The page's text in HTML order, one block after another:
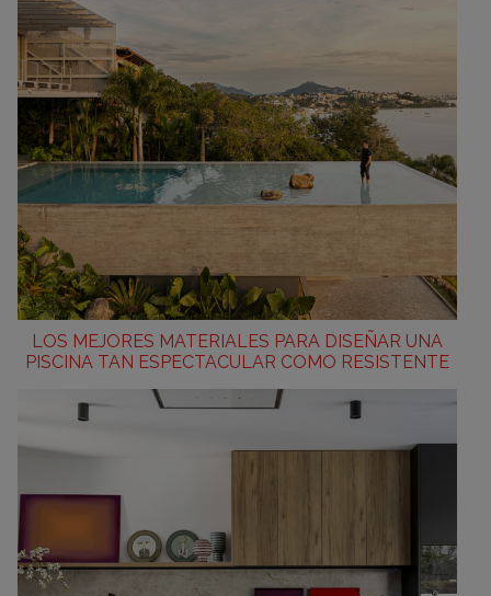
LOS MEJORES MATERIALES PARA DISEÑAR UNA
PISCINA TAN ESPECTACULAR COMO RESISTENTE